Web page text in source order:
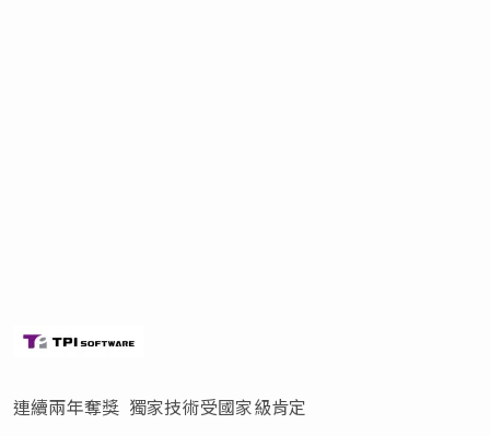
連續兩年奪獎 獨家技術受國家級肯定